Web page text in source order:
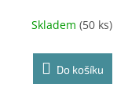
Skladem (50 ks)
Do košíku